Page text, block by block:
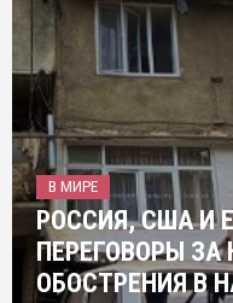
В МИРЕ
РОССИЯ, США И
ПЕРЕГОВОРЫ
ОБОСТРЕНИЯ В